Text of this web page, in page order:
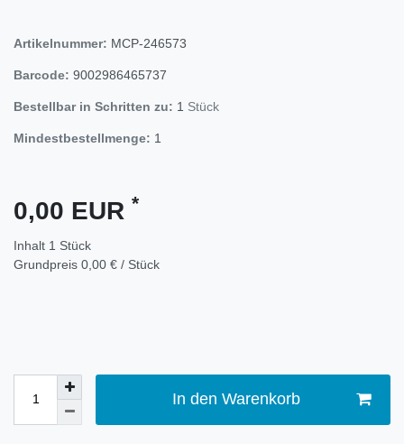
Artikelnummer: MCP-246573
Barcode: 9002986465737
Bestellbar in Schritten zu: 1 Stück
Mindestbestellmenge: 1
0,00 EUR *
Inhalt 1 Stück
Grundpreis 0,00 € / Stück
In den Warenkorb